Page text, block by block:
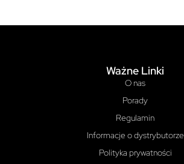
Ważne Linki
O nas
Porady
Regulamin
Informacje o dystrybutorze
Polityka prywatności